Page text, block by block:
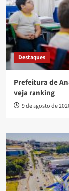
Destaques
Prefeitura de
veja ranking
9 de agosto de